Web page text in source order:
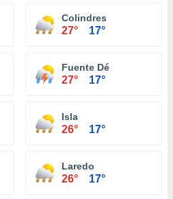
Colindres
27° 17°
Fuente Dé
27° 17°
Isla
26° 17°
Laredo
26° 17°